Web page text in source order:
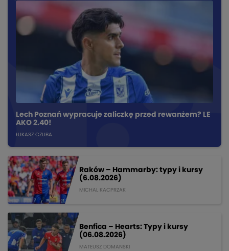
Lech Poznań wypracuje zaliczkę przed rewanżem? LE
AKO 2.40!
ŁUKASZ CZUBA
Raków – Hammarby: typy i kursy
(6.08.2026)
MICHAL KACPRZAK
Benfica – Hearts: Typy i kursy
(06.08.2026)
MATEUSZ DOMANSKI